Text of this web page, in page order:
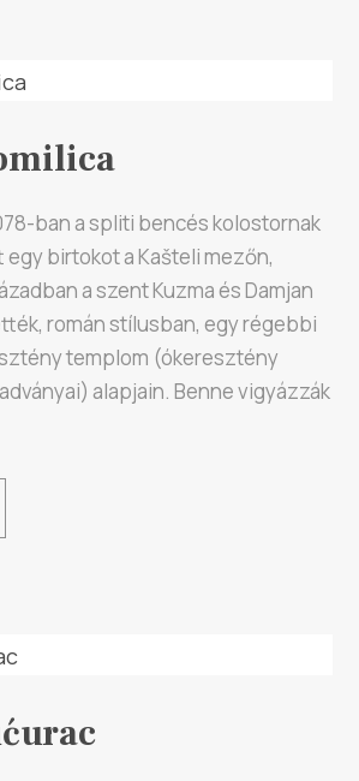
ban a spliti bencés kolostornak
birtokot a Kašteli mezőn,
a szent Kuzma és Damjan
román stílusban, egy régebbi
templom (ókeresztény
alapjain. Benne vigyázzák